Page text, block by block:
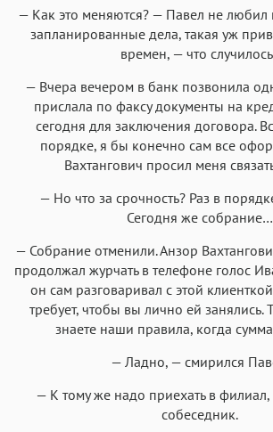
— Как это меняются? — Павел не любил
запланированные дела, такая уж
времен, — что
— Вчера вечером в банк позвонила
прислала по факсу документы на
сегодня для заключения договора.
порядке, я бы конечно сам все
Вахтангович просил меня
— Но что за срочность? Раз в
Сегодня же собрание…
— Собрание отменили. Анзор
продолжал журчать в телефоне голос
он сам разговаривал с этой
требует, чтобы вы лично ей
знаете наши правила, когда
— Ладно, — смирился
— К тому же надо приехать в
собеседник.